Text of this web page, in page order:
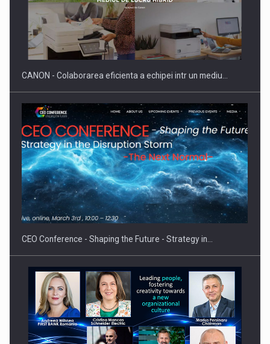
CANON - Colaborarea eficienta a echipei intr un mediu…
CEO Conference - Shaping the Future - Strategy in…